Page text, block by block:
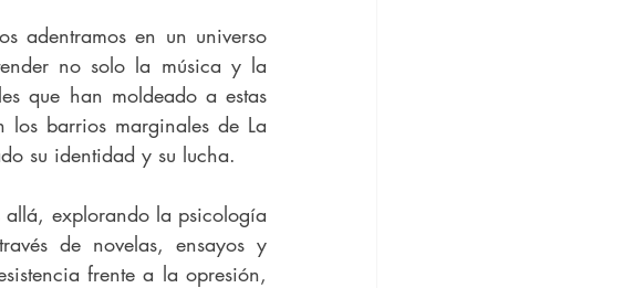
adentramos en un universo
no solo la música y la
que han moldeado a estas
los barrios marginales de La
su identidad y su lucha.
allá, explorando la psicología
de novelas, ensayos y
frente a la opresión,